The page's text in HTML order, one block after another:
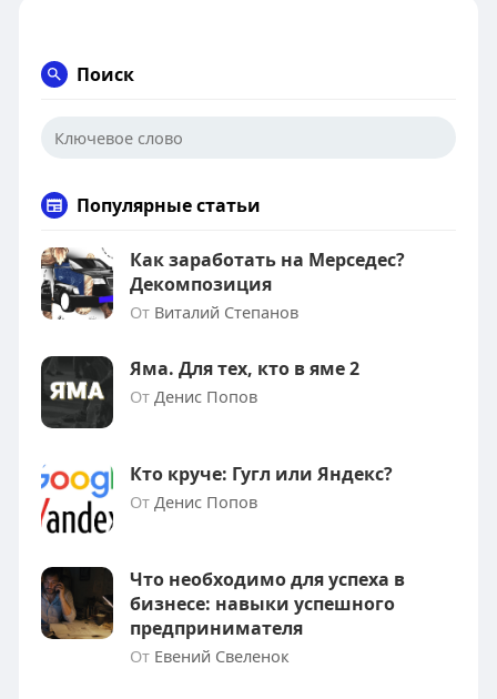
Поиск
Популярные статьи
Как заработать на Мерседес?
Декомпозиция
От Виталий Степанов
Яма. Для тех, кто в яме 2
От Денис Попов
Кто круче: Гугл или Яндекс?
От Денис Попов
Что необходимо для успеха в
бизнесе: навыки успешного
предпринимателя
От Евений Свеленок